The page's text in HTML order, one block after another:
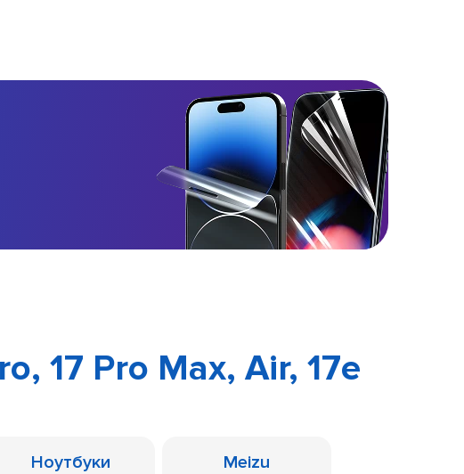
17 Pro Max, Air, 17e
Ноутбуки Meizu